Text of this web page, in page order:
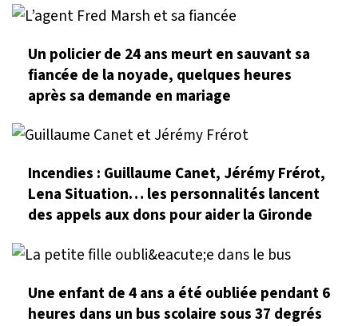
Un policier de 24 ans meurt en sauvant sa
fiancée de la noyade, quelques heures
après sa demande en mariage
Incendies : Guillaume Canet, Jérémy Frérot,
Lena Situation… les personnalités lancent
des appels aux dons pour aider la Gironde
Une enfant de 4 ans a été oubliée pendant 6
heures dans un bus scolaire sous 37 degrés